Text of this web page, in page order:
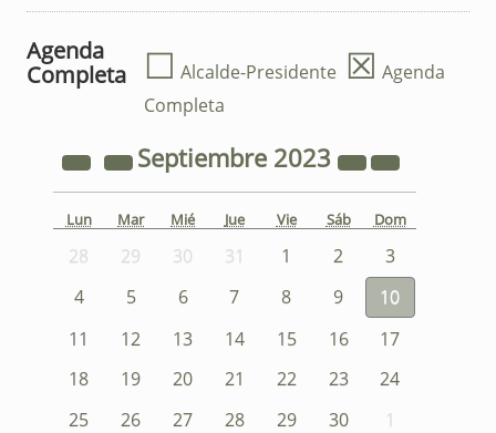
Agenda
Completa
☐ Alcalde-Presidente ☒ Agenda
Completa
Septiembre 2023
Lun Mar Mié Jue Vie Sáb Dom
28 29 30 31 1 2
3
4
5 6 7 8 9
10
11
12 13 14 15 16
17
18
19 20 21 22 23
24
25
26 27 28 29 30 1